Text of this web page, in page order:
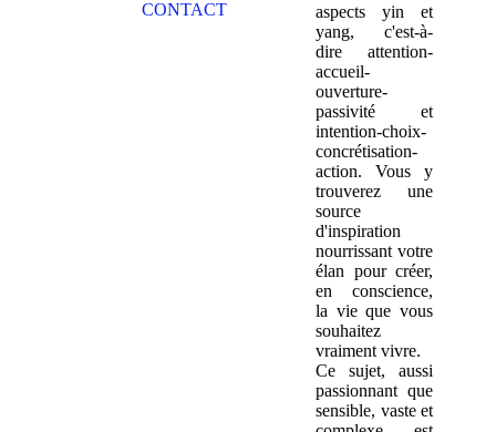
CONTACT
aspects yin et
yang, c'est-à-
dire attention-
accueil-
ouverture-
passivité et
intention-choix-
concrétisation-
action. Vous y
trouverez une
source
d'inspiration
nourrissant votre
élan pour créer,
en conscience,
la vie que vous
souhaitez
vraiment vivre.
Ce sujet, aussi
passionnant que
sensible, vaste et